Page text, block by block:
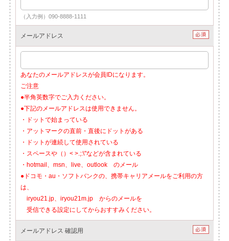
（入力例）090-8888-1111
メールアドレス
あなたのメールアドレスが会員IDになります。
ご注意
●半角英数字でご入力ください。
●下記のメールアドレスは使用できません。
・ドットで始まっている
・アットマークの直前・直後にドットがある
・ドットが連続して使用されている
・スペースや（）< >.;:\"などが含まれている
・hotmail、msn、live、outlook のメール
●ドコモ・au・ソフトバンクの、携帯キャリアメールをご利用の方
は、
iryou21.jp、iryou21m.jp からのメールを
受信できる設定にしてからおすすみください。
メールアドレス 確認用